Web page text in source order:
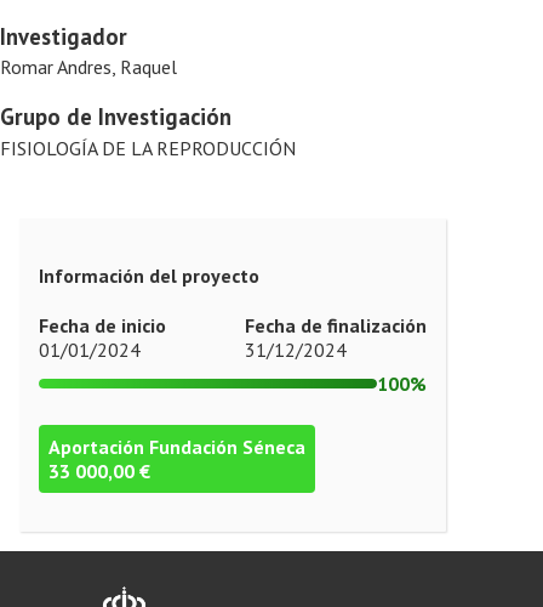
Investigador
Romar Andres, Raquel
Grupo de Investigación
FISIOLOGÍA DE LA REPRODUCCIÓN
Información del proyecto
Fecha de inicio
01/01/2024
Fecha de finalización
31/12/2024
100%
Aportación Fundación Séneca
33 000,00 €